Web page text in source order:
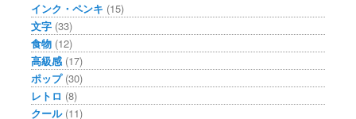
インク・ペンキ (15)
文字 (33)
食物 (12)
高級感 (17)
ポップ(30)
レトロ (8)
クール(11)